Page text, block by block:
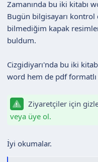
Zamanında bu iki kitabı
Bugün bilgisayarı
bilmediğim kapak
buldum.
Cizgidiyarı'nda bu iki
word hem de pdf
Ziyaretçiler için
veya üye ol.
İyi okumalar.